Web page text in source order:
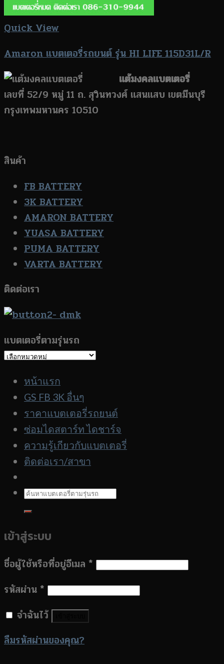
Quick View
Amaron แบตเตอรี่รถยนต์ รุ่น HI LIFE 115D31L/R
แต้มงคลแบตเตอรี่
เลขที่ 52/9 หมู่ 11 ถ. สุวินทวงศ์ แสนแสบ เขตมีนบุรี
กรุงเทพมหานคร 10510
สินค้า
FB BATTERY
3K BATTERY
AMARON BATTERY
YUASA BATTERY
PUMA BATTERY
VARTA BATTERY
ติดต่อเรา
แบตเตอรี่ตามรุ่นรถ
แบตเตอรี่
รุ่น
รถ
หน้าแรก
GS FB 3K อื่นๆ
ราคาแบตเตอรี่รถยนต์
ซ่อมไดสตาร์ท ไดชาร์จ
ความรู้เกียวกับแบตเตอรี่
ติดต่อเรา/สาขา
ค้นหา:
เข้าสู่ระบบ
ชื่อผู้ใช้หรือที่อยู่อีเมล *
รหัสผ่าน *
จำฉันไว้
ลืมรหัสผ่านของคุณ?